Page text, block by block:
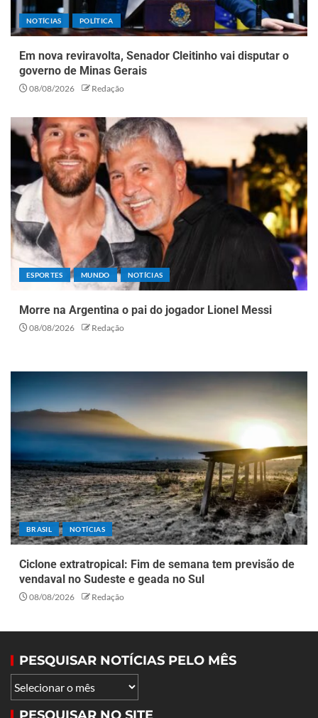
NOTÍCIAS POLÍTICA
Em nova reviravolta, Senador Cleitinho vai disputar o
governo de Minas Gerais
08/08/2026 Redação
ESPORTES MUNDO NOTÍCIAS
Morre na Argentina o pai do jogador Lionel Messi
08/08/2026 Redação
BRASIL NOTÍCIAS
Ciclone extratropical: Fim de semana tem previsão de
vendaval no Sudeste e geada no Sul
08/08/2026 Redação
PESQUISAR NOTÍCIAS PELO MÊS
PESQUISAR NO SITE